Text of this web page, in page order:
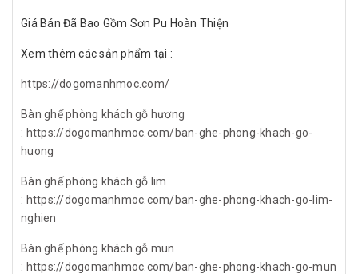
Giá Bán Đã Bao Gồm Sơn Pu Hoàn Thiện
Xem thêm các sản phẩm tại :
https://dogomanhmoc.com/
Bàn ghế phòng khách gỗ hương
: https://dogomanhmoc.com/ban-ghe-phong-khach-go-
huong
Bàn ghế phòng khách gỗ lim
: https://dogomanhmoc.com/ban-ghe-phong-khach-go-lim-
nghien
Bàn ghế phòng khách gỗ mun
: https://dogomanhmoc.com/ban-ghe-phong-khach-go-mun